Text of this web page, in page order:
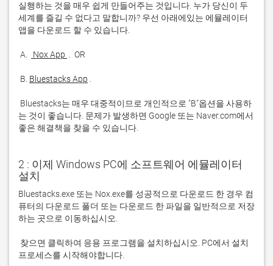
실행하는 것을 매우 쉽게 만들어주는 것입니다. 누가 당신이 두
세계를 즐길 수 없다고 말합니까? 우선 아래에있는 에뮬레이터
A. Nox App
B. Bluestacks App
는 것이 좋습니다. 문제가 발생하면 Google 또는 Naver.com에서
좋은 해결책을 찾을 수 있습니다.
2 : 이제 Windows PC에 소프트웨어 에뮬레이터
설치
Bluestacks.exe 또는 Nox.exe를 성공적으로 다운로드 한 경우 컴
퓨터의 다운로드 폴더 또는 다운로드 한 파일을 일반적으로 저장